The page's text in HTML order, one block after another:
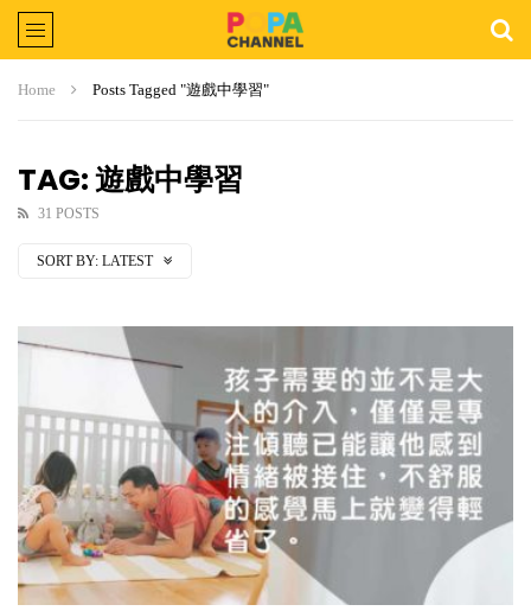
Home Posts Tagged "遊戲中學習"
TAG: 遊戲中學習
31 POSTS
SORT BY: LATEST